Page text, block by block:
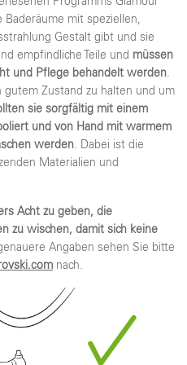
mit speziellen,
Gestalt gibt und sie
empfindliche Teile und müssen
und Pflege behandelt werden.
Zustand zu halten und um
sie sorgfältig mit einem
und von Hand mit warmem
werden. Dabei ist die
Materialien und
Acht zu geben, die
zu wischen, damit sich keine
Angaben sehen Sie bitte
nach.